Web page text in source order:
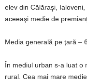
elev din Călăraşi,
aceeaşi medie de
Media generală pe ţară –
În mediul urban s-a luat o
rural. Cea mai mare